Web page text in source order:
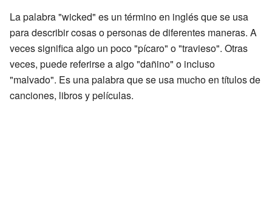
La palabra "wicked" es un término en inglés que se usa
para describir cosas o personas de diferentes maneras. A
veces significa algo un poco "pícaro" o "travieso". Otras
veces, puede referirse a algo "dañino" o incluso
"malvado". Es una palabra que se usa mucho en títulos de
canciones, libros y películas.